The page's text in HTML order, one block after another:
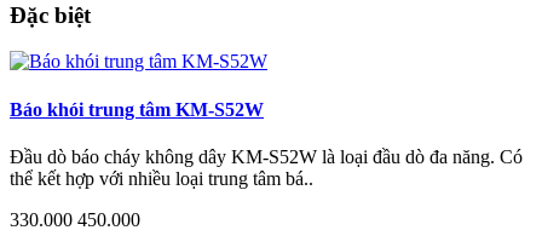
Đặc biệt
Báo khói trung tâm KM-S52W
Đầu dò báo cháy không dây KM-S52W là loại đầu dò đa năng. Có
thể kết hợp với nhiều loại trung tâm bá..
330.000 450.000